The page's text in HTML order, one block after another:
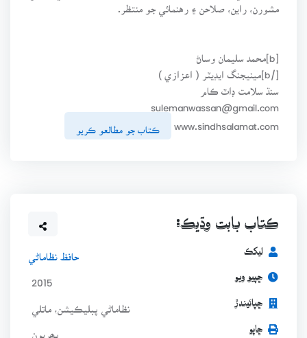
مشورن، راين، صلاحن ۽ رهنمائي جو منتظر.
[b]محمد سليمان وساڻ
[/b]مينيجنگ ايڊيٽر ( اعزازي )
سنڌ سلامت ڊاٽ ڪام
sulemanwassan@gmail.com
www.sindhsalamat.com
ڪتاب جو مطالعو ڪريو
ڪتاب بابت وڌيڪ:
ليکڪ حافظ نظاماڻي
ڇپيو ويو 2015
ڇپائيندڙ نظاماڻي پبليڪيشن، ماتلي
ڇاپو